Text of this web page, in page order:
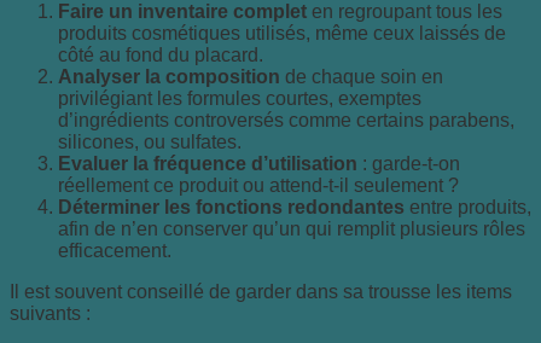
Faire un inventaire complet en regroupant tous les
produits cosmétiques utilisés, même ceux laissés de
côté au fond du placard.
Analyser la composition de chaque soin en
privilégiant les formules courtes, exemptes
d’ingrédients controversés comme certains parabens,
silicones, ou sulfates.
Evaluer la fréquence d’utilisation : garde-t-on
réellement ce produit ou attend-t-il seulement ?
Déterminer les fonctions redondantes entre produits,
afin de n’en conserver qu’un qui remplit plusieurs rôles
efficacement.
Il est souvent conseillé de garder dans sa trousse les items
suivants :